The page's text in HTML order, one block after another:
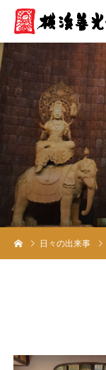
日々の出来事